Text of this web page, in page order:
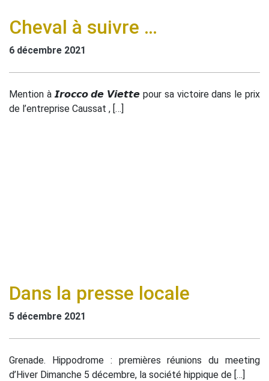
Cheval à suivre …
6 décembre 2021
Mention à 𝙄𝙧𝙤𝙘𝙘𝙤 𝙙𝙚 𝙑𝙞𝙚𝙩𝙩𝙚 pour sa victoire dans le prix
de l’entreprise Caussat , […]
Dans la presse locale
5 décembre 2021
Grenade. Hippodrome : premières réunions du meeting
d’Hiver Dimanche 5 décembre, la société hippique de […]